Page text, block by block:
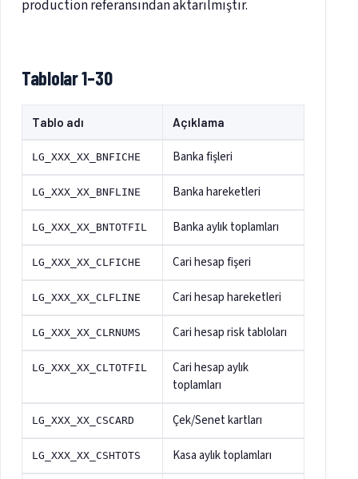
production referansından aktarılmıştır.
Tablolar 1–30
Tablo adı Açıklama
LG_XXX_XX_BNFICHE Banka fişleri
LG_XXX_XX_BNFLINE Banka hareketleri
LG_XXX_XX_BNTOTFIL Banka aylık toplamları
LG_XXX_XX_CLFICHE Cari hesap fişeri
LG_XXX_XX_CLFLINE Cari hesap hareketleri
LG_XXX_XX_CLRNUMS Cari hesap risk tabloları
LG_XXX_XX_CLTOTFIL
Cari hesap aylık
toplamları
LG_XXX_XX_CSCARD Çek/Senet kartları
LG_XXX_XX_CSHTOTS Kasa aylık toplamları